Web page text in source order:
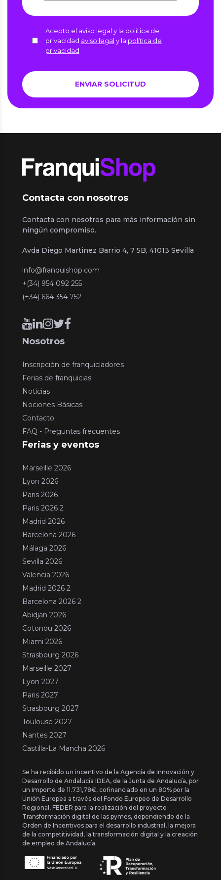
Acepto el aviso legal y la política de
privacidad aviso legal y la política de
privacidad
Contacta con nosotros
Contacta con nosotros para más información sin
ningún compromiso.
Avda Diego Martinez Barrio 4, 7 5B, 41013 Sevilla
info@franquishop.com
+(34) 954 092 255
(+34) 664 354 752
Nosotros
Inscripción de franquiciadores
Ferias de franquicias
Noticias
Nociones Básicas
Contacto
FAQ - Preguntas frecuentes
Ferias y eventos
Marseille 2026
Lyon 2026
Paris 2026
Paris 2026 2
Madrid 2026
Barcelona 2026
Málaga 2026
Sevilla 2026
Valencia 2026
Madrid 2026 2
Barcelona 2026 2
Abidjan 2026
Cotonou 2026
Miami 2026
Strasbourg 2026
Marseille 2027
Lyon 2027
Paris 2027
Strasbourg 2027
Toulouse 2027
Nantes 2027
Castilla-La Mancha 2026
Se ha recibido un incentivo de la Agencia de Innovación y
Desarrollo de Andalucía IDEA, de la Junta de Andalucía, por
un importe de 11.731,78€, cofinanciado en un 80% por la
Unión Europea a través del Fondo Europeo de Desarrollo
Regional, FEDER para la realización del proyecto
Transformación digital de las pymes, dependiendo de la
Orden de Incentivos para el desarrollo industrial, la mejora
de la competitividad, la transformación digital y la creación
de empleo de Andalucía.